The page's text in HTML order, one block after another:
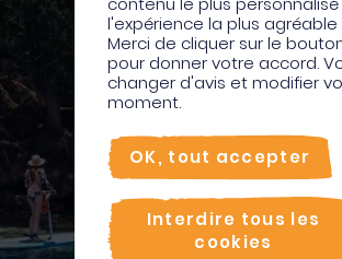
l'expérience la plus agréable
Merci de cliquer sur le
pour donner votre accord.
changer d'avis et modifier
moment.
OK, tout accepter
Interdire tous les
cookies